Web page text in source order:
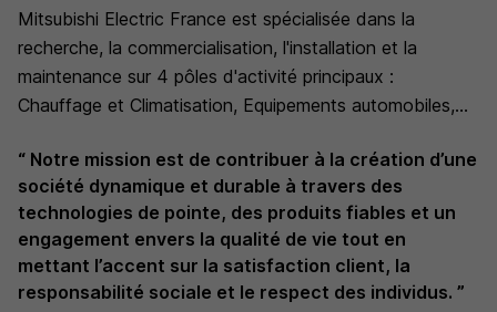
Mitsubishi Electric France est spécialisée dans la
recherche, la commercialisation, l'installation et la
maintenance sur 4 pôles d'activité principaux :
Chauffage et Climatisation, Equipements automobiles,
Conducteurs.
“ Notre mission est de contribuer à la création d’une
société dynamique et durable à travers des
technologies de pointe, des produits fiables et un
engagement envers la qualité de vie tout en
mettant l’accent sur la satisfaction client, la
responsabilité sociale et le respect des individus. ”